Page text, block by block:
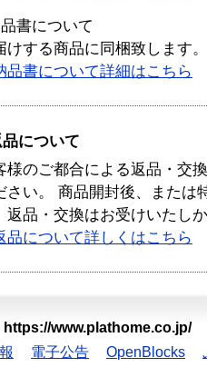
書について
けする商品に同梱致します。
品書について詳細はこちら
について
様のご都合による返品・交
さい。 商品開封後、または
返品・交換はお受けいたし
品について詳しくはこちら
https://www.plathome.co.jp/
電子公告 OpenBlocks